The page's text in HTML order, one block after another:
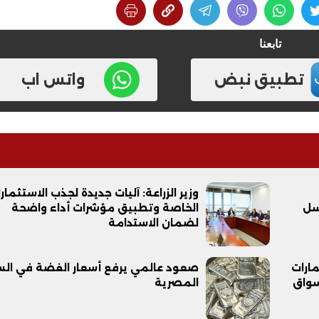
تابعنا
تطبيق نبض واتس اب
وزير الزراعة: آليات جديدة لجذب
الخاصة وتطبيق مؤشرات أداء واضحة
لضمان الاستدامة
صعود عالمي يرفع أسعار الفضة في
المصرية
ديني في القوصية..
تحفة معمارية بتكلفة تجاوزت 20
ابني بطل وفخورة بيه.. أول ظهور
تصدره التريند| فيديو